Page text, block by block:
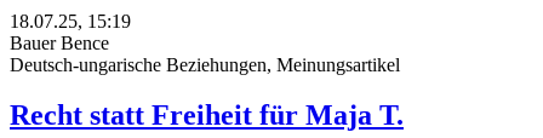
18.07.25, 15:19
Bauer Bence
Deutsch-ungarische Beziehungen, Meinungsartikel
Recht statt Freiheit für Maja T.